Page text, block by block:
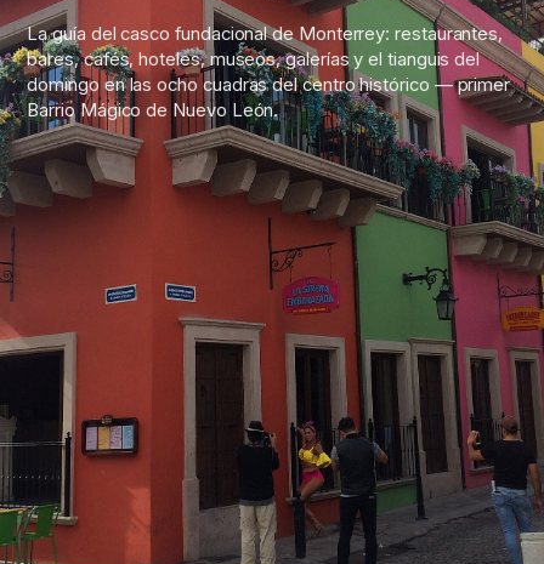
La guía del casco fundacional de Monterrey: restaurantes,
bares, cafés, hoteles, museos, galerías y el tianguis del
domingo en las ocho cuadras del centro histórico — primer
Barrio Mágico de Nuevo León.